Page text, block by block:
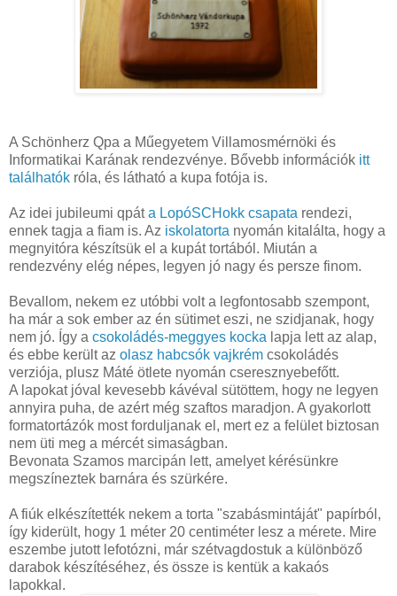
A Schönherz Qpa a Műegyetem Villamosmérnöki és
Informatikai Karának rendezvénye. Bővebb információk itt
találhatók róla, és látható a kupa fotója is.
Az idei jubileumi qpáta LopóSCHokk csapata rendezi,
ennek tagja a fiam is. Az iskolatorta nyomán kitalálta, hogy a
megnyitóra készítsük el a kupát tortából. Miután a
rendezvény elég népes, legyen jó nagy és persze finom.
Bevallom, nekem ez utóbbi volt a legfontosabb szempont,
ha már a sok ember az én sütimet eszi, ne szidjanak, hogy
nem jó. Így a csokoládés-meggyes kocka lapja lett az alap,
és ebbe került az olasz habcsók vajkrém csokoládés
verziója, plusz Máté ötlete nyomán cseresznyebefőtt.
A lapokat jóval kevesebb kávéval sütöttem, hogy ne legyen
annyira puha, de azért még szaftos maradjon. A gyakorlott
formatortázók most forduljanak el, mert ez a felület biztosan
nem üti meg a mércét simaságban.
Bevonata Szamos marcipán lett, amelyet kérésünkre
megszíneztek barnára és szürkére.
A fiúk elkészítették nekem a torta "szabásmintáját" papírból,
így kiderült, hogy 1 méter 20 centiméter lesz a mérete. Mire
eszembe jutott lefotózni, már szétvagdostuk a különböző
darabok készítéséhez, és össze is kentük a kakaós
lapokkal.